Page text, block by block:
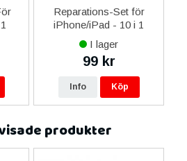
Reparations-Set för
iPhone/iPad - 10 i 1
I lager
99 kr
Info Köp
produkter